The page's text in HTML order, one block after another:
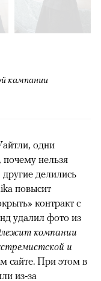
кампании
одни
почему нельзя
делились
повысит
контракт с
удалил фото из
компании
и
сайте. При этом в
из-за